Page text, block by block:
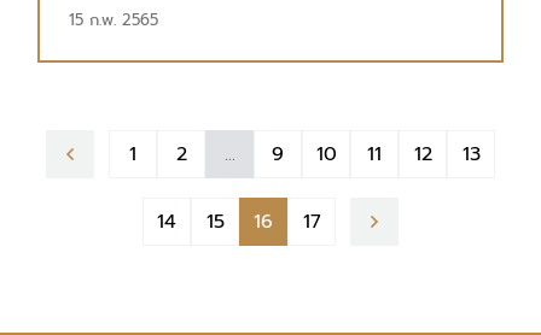
15 ก.พ. 2565
1 2 ... 9 10 11 12 13
14 15 16 17